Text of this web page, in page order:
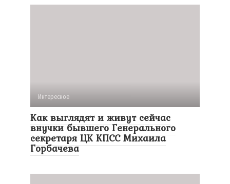
Интересное
Как выглядят и живут сейчас
внучки бывшего Генерального
секретаря ЦК КПСС Михаила
Горбачева